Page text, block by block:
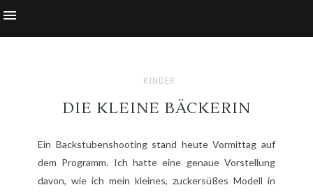
KINDER
DIE KLEINE BÄCKERIN
Ein Backstubenshooting stand heute Vormittag auf
dem Programm. Ich hatte eine genaue Vorstellung
davon, wie ich mein kleines, zuckersüßes Modell in